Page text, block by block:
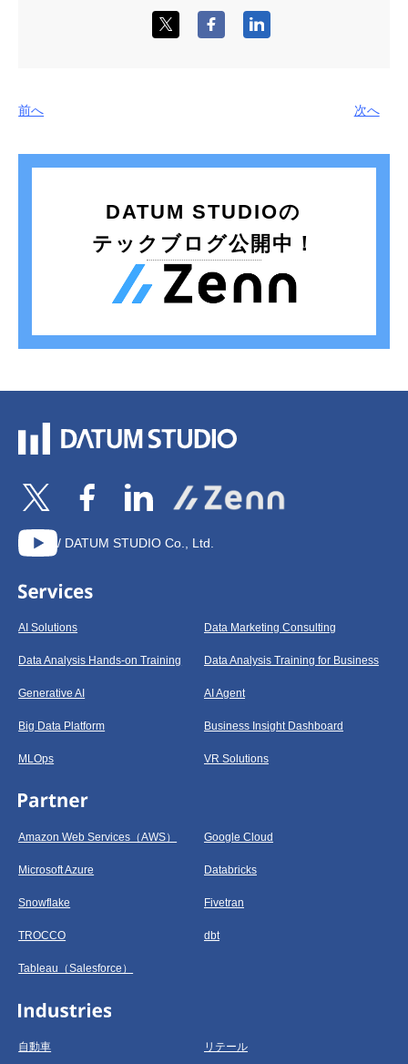
前へ 次へ
DATUM STUDIOの
テックブログ公開中！
/ DATUM STUDIO Co., Ltd.
AI Solutions Data Marketing Consulting
Data Analysis Hands-on Training Data Analysis Training for Business
Generative AI AI Agent
Big Data Platform Business Insight Dashboard
MLOps VR Solutions
Amazon Web Services（AWS） Google Cloud
Microsoft Azure Databricks
Snowflake Fivetran
TROCCO dbt
Tableau（Salesforce）
自動車 リテール